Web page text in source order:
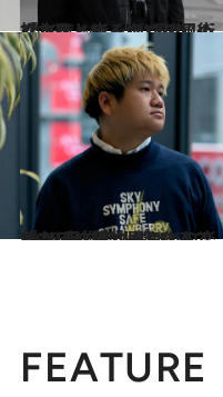
2023.7.16
松本隆と歩くぼくの風街 「ねえ、ぼくの“風街”めぐりをしてみない？」
カルチャー
2023.2.21
「“ド平均の人間”なんていない」藤井風やiriの楽曲もプロデュースする Yaffleが心がけていること
カルチャー
FEATURE